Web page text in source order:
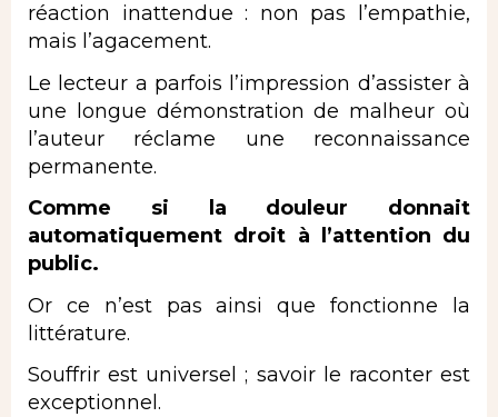
réaction inattendue : non pas l’empathie,
mais l’agacement.
Le lecteur a parfois l’impression d’assister à
une longue démonstration de malheur où
l’auteur réclame une reconnaissance
permanente.
Comme si la douleur donnait
automatiquement droit à l’attention du
public.
Or ce n’est pas ainsi que fonctionne la
littérature.
Souffrir est universel ; savoir le raconter est
exceptionnel.